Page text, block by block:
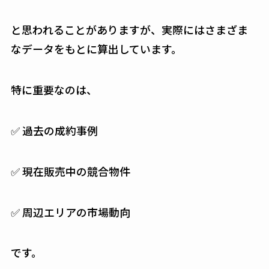
と思われることがありますが、実際にはさまざま
なデータをもとに算出しています。
特に重要なのは、
✅ 過去の成約事例
✅ 現在販売中の競合物件
✅ 周辺エリアの市場動向
です。